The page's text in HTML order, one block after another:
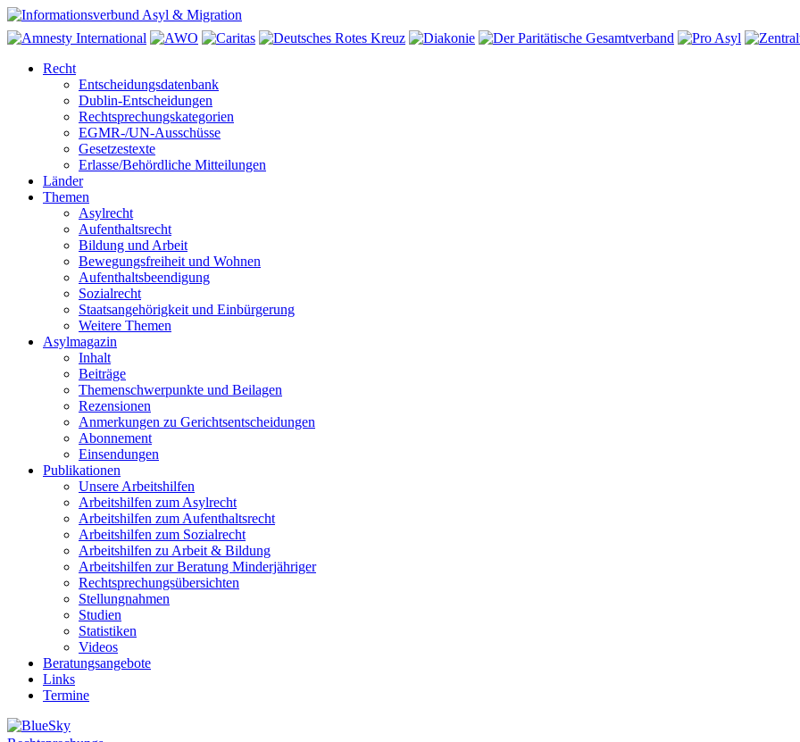
Recht
Entscheidungsdatenbank
Dublin-Entscheidungen
Rechtsprechungskategorien
EGMR-/UN-Ausschüsse
Gesetzestexte
Erlasse/Behördliche Mitteilungen
Länder
Themen
Asylrecht
Aufenthaltsrecht
Bildung und Arbeit
Bewegungsfreiheit und Wohnen
Aufenthaltsbeendigung
Sozialrecht
Staatsangehörigkeit und Einbürgerung
Weitere Themen
Asylmagazin
Inhalt
Beiträge
Themenschwerpunkte und Beilagen
Rezensionen
Anmerkungen zu Gerichtsentscheidungen
Abonnement
Einsendungen
Publikationen
Unsere Arbeitshilfen
Arbeitshilfen zum Asylrecht
Arbeitshilfen zum Aufenthaltsrecht
Arbeitshilfen zum Sozialrecht
Arbeitshilfen zu Arbeit & Bildung
Arbeitshilfen zur Beratung Minderjähriger
Rechtsprechungsübersichten
Stellungnahmen
Studien
Statistiken
Videos
Beratungsangebote
Links
Termine